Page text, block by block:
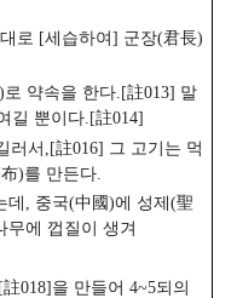
로 [세습하여] 군장(君長)
약속을 한다.[註013] 말
길 뿐이다.[註014]
러서,[註016] 그 고기는 먹
)를 만든다.
데, 중국(中國)에 성제(聖
무에 껍질이 생겨
018]을 만들어 4~5되의